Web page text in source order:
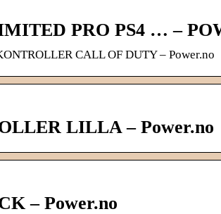
PRO PS4 … –
CALL OF DUTY – Power.no
LILLA – Power.no
– Power.no